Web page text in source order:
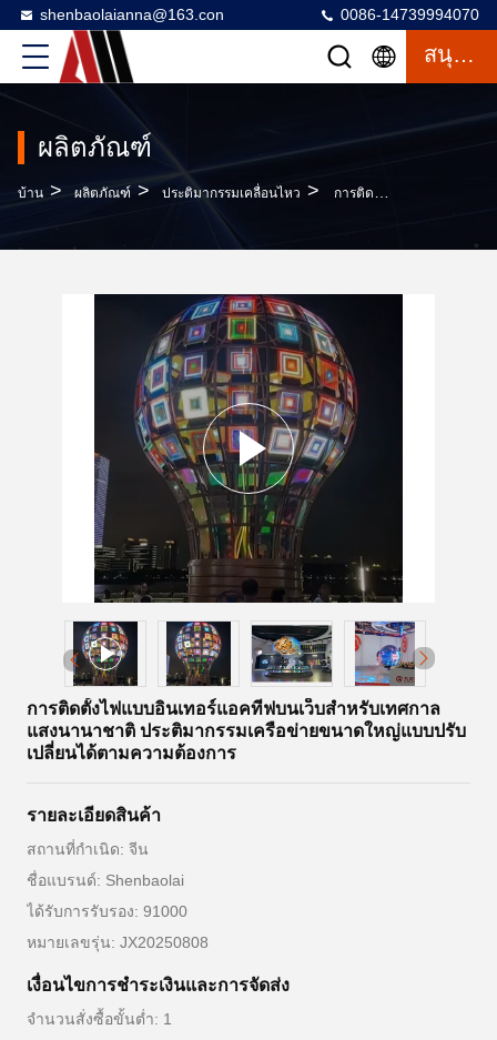
shenbaolaianna@163.con 0086-14739994070
สนุกสนาน
ผลิตภัณฑ์
บ้าน > ผลิตภัณฑ์ > ประติมากรรมเคลื่อนไหว > การติดตั้งไฟแบบอินเทอร์แอคทีฟบนเว็บสำหรับเทศกาลแสงนานาชาติ ประติมากรรมเครือข่ายขนาดใหญ่แบบปรับเปลี่ยนได้ตามความต้องการ
การติดตั้งไฟแบบอินเทอร์แอคทีฟบนเว็บสำหรับเทศกาล
แสงนานาชาติ ประติมากรรมเครือข่ายขนาดใหญ่แบบปรับ
เปลี่ยนได้ตามความต้องการ
รายละเอียดสินค้า
สถานที่กำเนิด: จีน
ชื่อแบรนด์: Shenbaolai
ได้รับการรับรอง: 91000
หมายเลขรุ่น: JX20250808
เงื่อนไขการชําระเงินและการจัดส่ง
จำนวนสั่งซื้อขั้นต่ำ: 1